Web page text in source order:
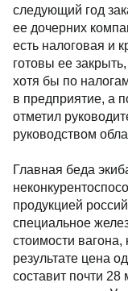
следующий год
ее дочерних
есть налоговая и
готовы ее
хотя бы по
в предприятие, а
отметил
руководством
Главная беда
продукцией
специальное
стоимости вагона,
результате цена
составит почти 28